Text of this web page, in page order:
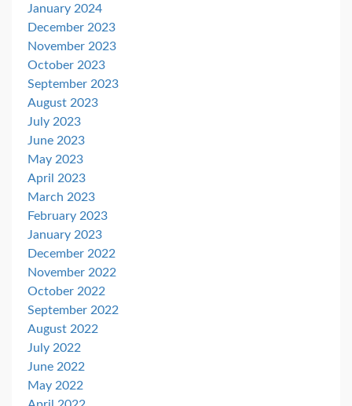
January 2024
December 2023
November 2023
October 2023
September 2023
August 2023
July 2023
June 2023
May 2023
April 2023
March 2023
February 2023
January 2023
December 2022
November 2022
October 2022
September 2022
August 2022
July 2022
June 2022
May 2022